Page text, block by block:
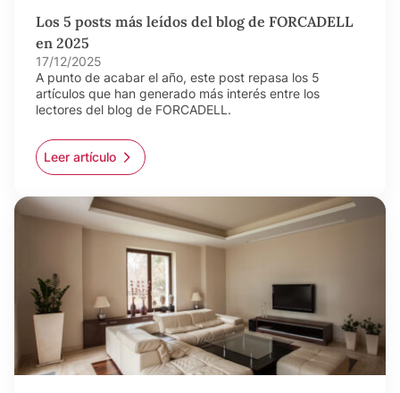
Los 5 posts más leídos del blog de FORCADELL
en 2025
17/12/2025
A punto de acabar el año, este post repasa los 5
artículos que han generado más interés entre los
lectores del blog de FORCADELL.
Leer artículo